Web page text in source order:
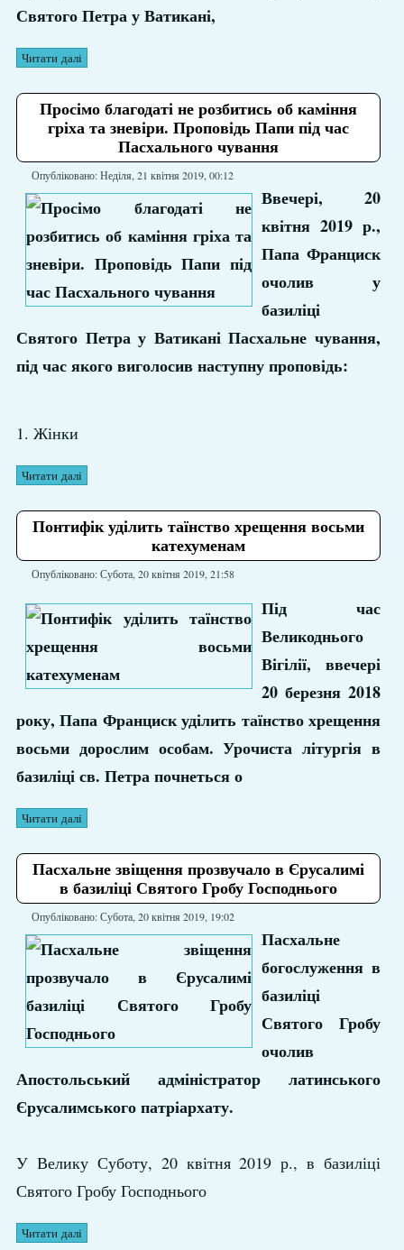
Святого Петра у Ватикані,
Читати далі
Просімо благодаті не розбитись об каміння
гріха та зневіри. Проповідь Папи під час
Пасхального чування
Опубліковано: Неділя, 21 квітня 2019, 00:12
Ввечері, 20
квітня 2019 р.,
Папа Франциск
очолив у
базиліці
Святого Петра у Ватикані Пасхальне чування,
під час якого виголосив наступну проповідь:
1. Жінки
Читати далі
Понтифік уділить таїнство хрещення восьми
катехуменам
Опубліковано: Субота, 20 квітня 2019, 21:58
Під час
Великоднього
Вігілії, ввечері
20 березня 2018
року, Папа Франциск уділить таїнство хрещення
восьми дорослим особам. Урочиста літургія в
базиліці св. Петра почнеться о
Читати далі
Пасхальне звіщення прозвучало в Єрусалимі
в базиліці Святого Гробу Господнього
Опубліковано: Субота, 20 квітня 2019, 19:02
Пасхальне
богослуження в
базиліці
Святого Гробу
очолив
Апостольський адміністратор латинського
Єрусалимського патріархату.
У Велику Суботу, 20 квітня 2019 р., в базиліці
Святого Гробу Господнього
Читати далі